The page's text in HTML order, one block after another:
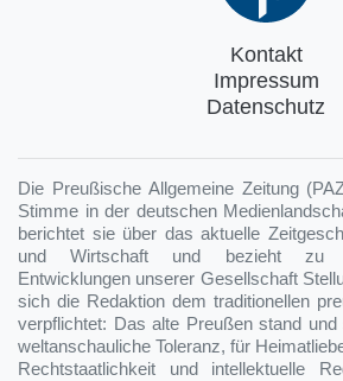
Kontakt
Impressum
Datenschutz
Die Preußische Allgemeine Zeitung
Stimme in der deutschen
berichtet sie über das aktuelle
und Wirtschaft und bezieht zu
Entwicklungen unserer Gesellschaft
sich die Redaktion dem traditionellen
verpflichtet: Das alte Preußen stand und
weltanschauliche Toleranz, für
Rechtstaatlichkeit und intellektuelle